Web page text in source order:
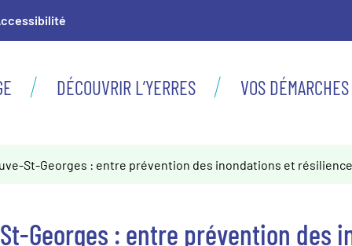
DÉCOUVRIR L’YERRES VOS DÉMARCHES
St-Georges : entre prévention des inondations et
Georges : entre prévention des